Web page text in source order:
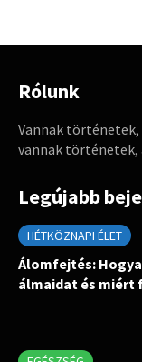
Rólunk
Vannak
vannak történetek,
Legújabb
HÉTKÖZNAPI ÉLET
Álomfejtés:
álmaidat és miért